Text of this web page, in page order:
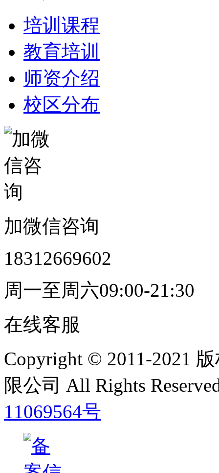
培训课程
教育培训
师资介绍
校区分布
加微信咨询
18312669602
周一至周六09:00-21:30
在线客服
Copyright © 2011-2021
限公司 All Rights
11069564号